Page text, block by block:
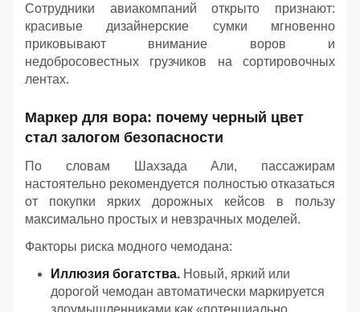
Сотрудники авиакомпаний открыто признают:
красивые дизайнерские сумки мгновенно
приковывают внимание воров и
недобросовестных грузчиков на сортировочных
лентах.
Маркер для вора: почему черный цвет
стал залогом безопасности
По словам Шахзада Али, пассажирам
настоятельно рекомендуется полностью отказаться
от покупки ярких дорожных кейсов в пользу
максимально простых и невзрачных моделей.
Факторы риска модного чемодана:
Иллюзия богатства. Новый, яркий или
дорогой чемодан автоматически маркируется
злоумышленниками как «потенциально